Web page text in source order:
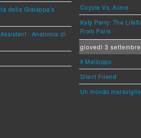
della Gialappa's
- Anatomia di
Coyote Vs. Acme
Katy Perry: The
From Paris
giovedì 3 settembre
Il Malloppo
Silent Friend
Un mondo